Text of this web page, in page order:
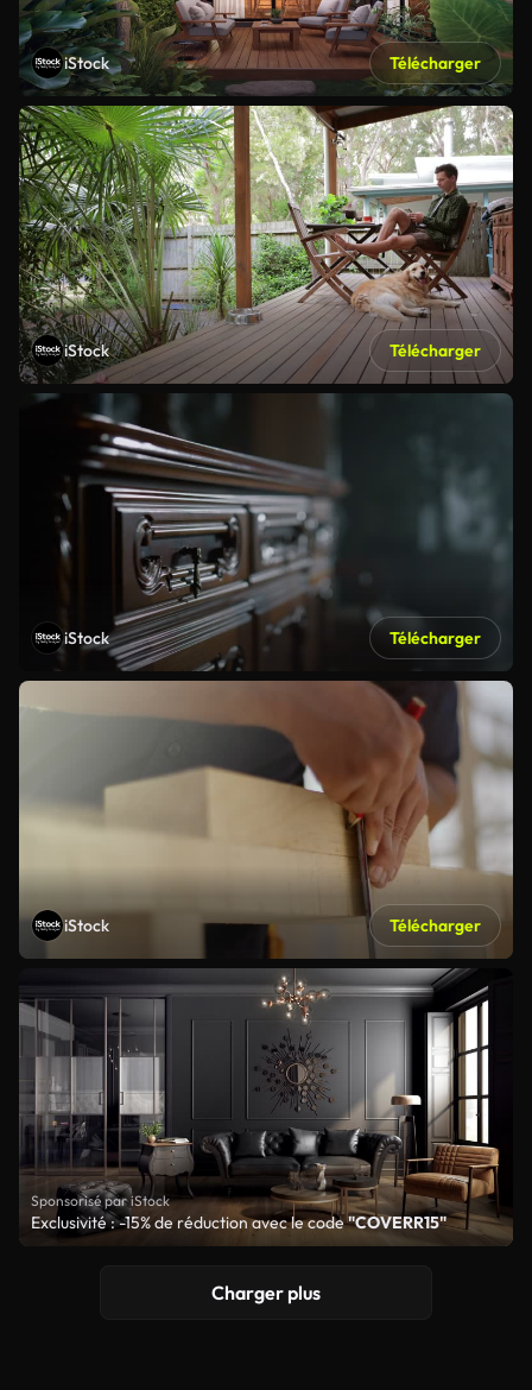
iStock Télécharger
iStock Télécharger
iStock Télécharger
iStock Télécharger
Sponsorisé par iStock
Exclusivité : -15% de réduction avec le code"COVERR15"
Charger plus